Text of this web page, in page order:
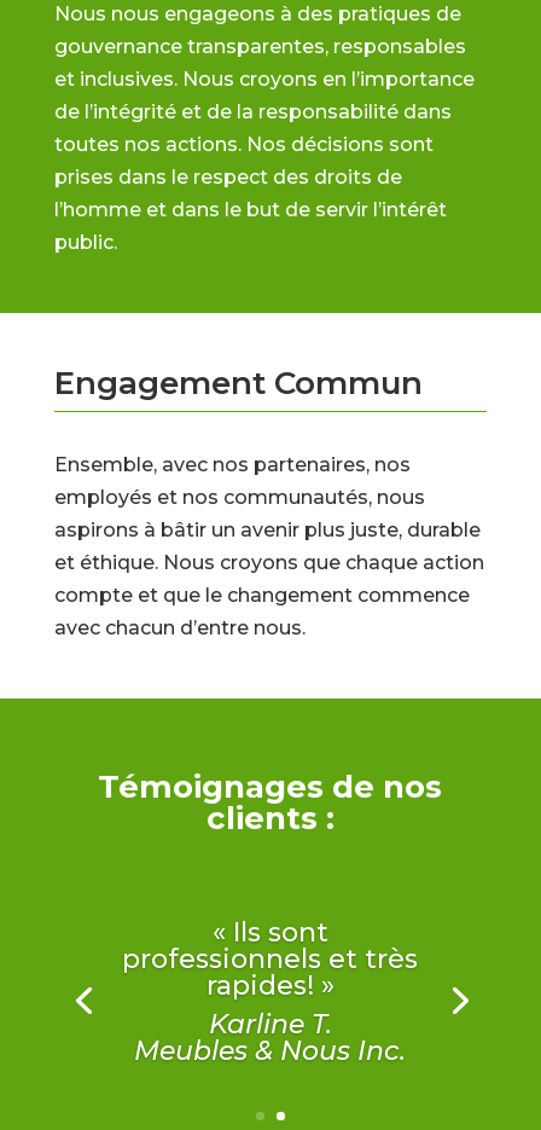
Nous nous engageons à des pratiques de
gouvernance transparentes, responsables
et inclusives. Nous croyons en l’importance
de l’intégrité et de la responsabilité dans
toutes nos actions. Nos décisions sont
prises dans le respect des droits de
l’homme et dans le but de servir l’intérêt
public.
Engagement Commun
Ensemble, avec nos partenaires, nos
employés et nos communautés, nous
aspirons à bâtir un avenir plus juste, durable
et éthique. Nous croyons que chaque action
compte et que le changement commence
avec chacun d’entre nous.
Témoignages de nos
clients :
« Ils sont
professionnels et très
rapides! »
Karline T.
Meubles & Nous Inc.